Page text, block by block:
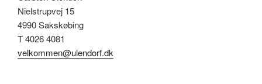
Nielstrupvej 15
4990 Sakskøbing
T 4026 4081
velkommen@ulendorf.dk